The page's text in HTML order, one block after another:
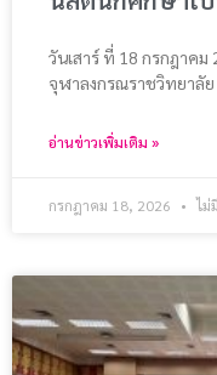
วันเสาร์ ที่ 18 กรกฎาคม
จุฬาลงกรณราชวิทยาลั
อ่านข่าวเพิ่มเติม »
กรกฎาคม 18, 2026 ไม่